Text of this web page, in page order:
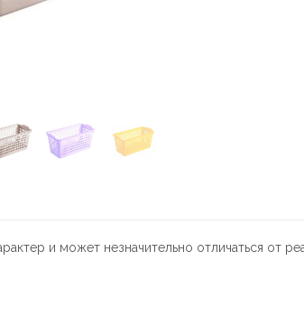
и может незначительно отличаться от